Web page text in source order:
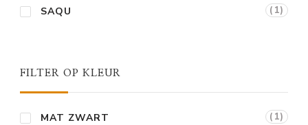
SAQU (1)
FILTER OP KLEUR
MAT ZWART (1)